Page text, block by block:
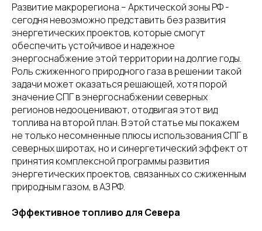
Развитие макрорегиона – Арктической зоны РФ -
сегодня невозможно представить без развития
энергетических проектов, которые смогут
обеспечить устойчивое и надежное
энергоснабжение этой территории на долгие годы.
Роль сжиженного природного газа в решении такой
задачи может оказаться решающей, хотя порой
значение СПГ в энергоснабжении северных
регионов недооценивают, отодвигая этот вид
топлива на второй план. В этой статье мы покажем
не только несомненные плюсы использования СПГ в
северных широтах, но и синергетический эффект от
принятия комплексной программы развития
энергетических проектов, связанных со сжиженным
природным газом, в АЗ РФ.
Эффективное топливо для Севера